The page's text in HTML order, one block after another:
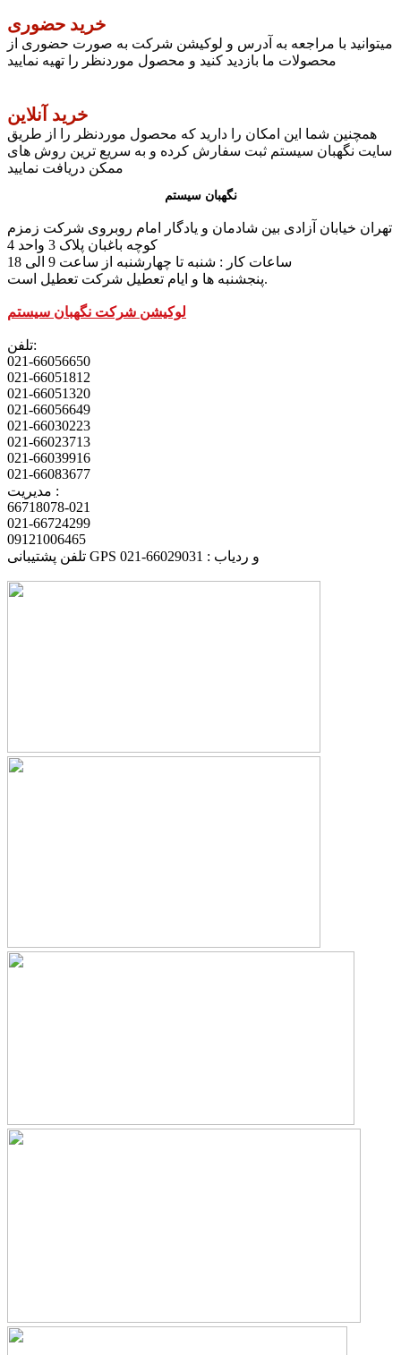
خرید حضوری
میتوانید با مراجعه به آدرس و لوکیشن شرکت به صورت حضوری از
محصولات ما بازدید کنید و محصول موردنظر را تهیه نمایید
خرید آنلاین
همچنین شما این امکان را دارید که محصول موردنظر را از طریق
سایت نگهبان سیستم ثبت سفارش کرده و به سریع ترین روش های
ممکن دریافت نمایید
نگهبان سیستم
تهران خیابان آزادی بین شادمان و یادگار امام روبروی شرکت زمزم
کوچه باغبان پلاک 3 واحد 4
پنجشنبه ها و ایام تعطیل شرکت تعطیل است.
لوکیشن شرکت نگهبان سیستم
تلفن:
021-66056650
021-66051812
021-66051320
021-66056649
021-66030223
021-66023713
021-66039916
021-66083677
مدیریت :
66718078-021
021-66724299
09121006465
تلفن پشتیبانی GPS و ردیاب : 66029031-021